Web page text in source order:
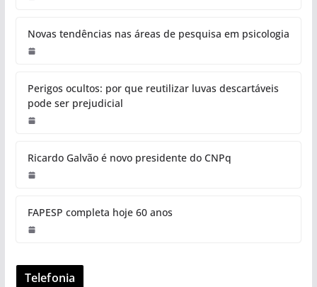
Novas tendências nas áreas de pesquisa em psicologia
Perigos ocultos: por que reutilizar luvas descartáveis
pode ser prejudicial
Ricardo Galvão é novo presidente do CNPq
FAPESP completa hoje 60 anos
Telefonia